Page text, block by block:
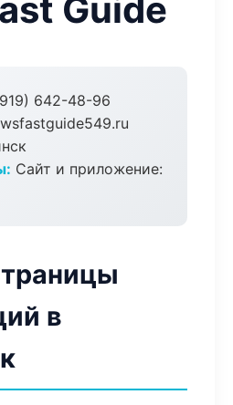
Guide
642-48-96
Сайт и приложение:
в